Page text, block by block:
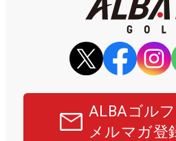
ALBAゴル
メルマガ登